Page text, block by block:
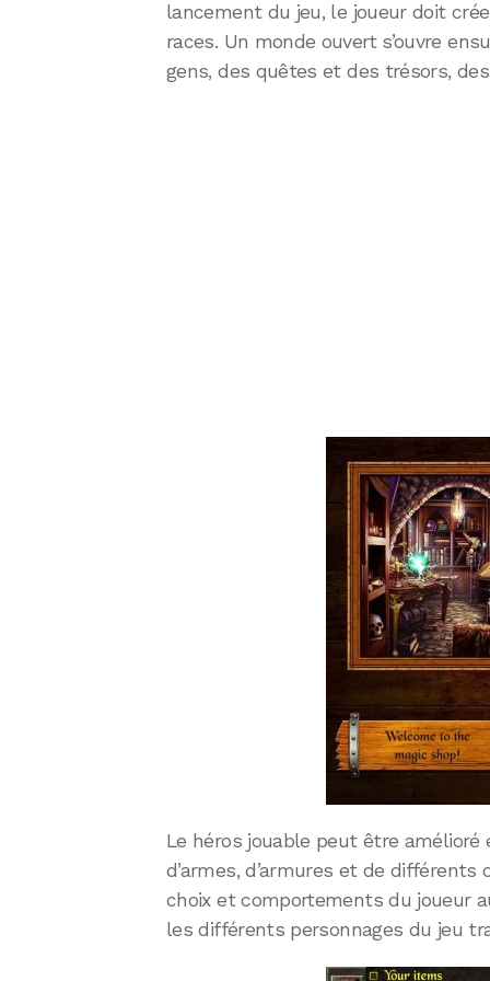
lancement du jeu, le joueur doit
races. Un monde ouvert s’ouvre
gens, des quêtes et des trésors,
Le héros jouable peut être
d’armes, d’armures et de
choix et comportements du joueur
les différents personnages du jeu